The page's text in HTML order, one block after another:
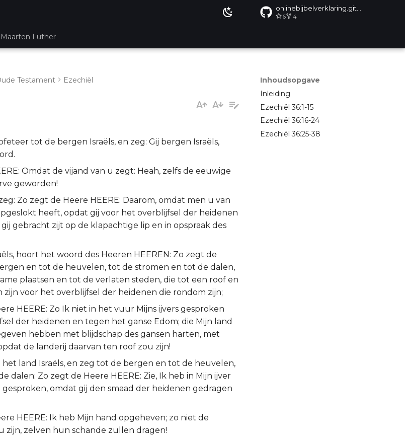
6 4
Maarten Luther
Inhoudsopgave
Inleiding
Ezechiël 36:1-15
Ezechiël 36:16-24
Ezechiël 36:25-38
Testament Ezechiël
tot de bergen Israëls, en zeg: Gij bergen Israëls,
Omdat de vijand van u zegt: Heah, zelfs de eeuwige
geworden!
Zo zegt de Heere HEERE: Daarom, omdat men u van
heeft, opdat gij voor het overblijfsel der heidenen
gebracht zijt op de klapachtige lip en in opspraak des
hoort het woord des Heeren HEEREN: Zo zegt de
en tot de heuvelen, tot de stromen en tot de dalen,
plaatsen en tot de verlaten steden, die tot een roof en
voor het overblijfsel der heidenen die rondom zijn;
HEERE: Zo Ik niet in het vuur Mijns ijvers gesproken
der heidenen en tegen het ganse Edom; die Mijn land
hebben met blijdschap des gansen harten, met
de landerij daarvan ten roof zou zijn!
land Israëls, en zeg tot de bergen en tot de heuvelen,
dalen: Zo zegt de Heere HEERE: Zie, Ik heb in Mijn ijver
omdat gij den smaad der heidenen gedragen
HEERE: Ik heb Mijn hand opgeheven; zo niet de
zijn, zelven hun schande zullen dragen!